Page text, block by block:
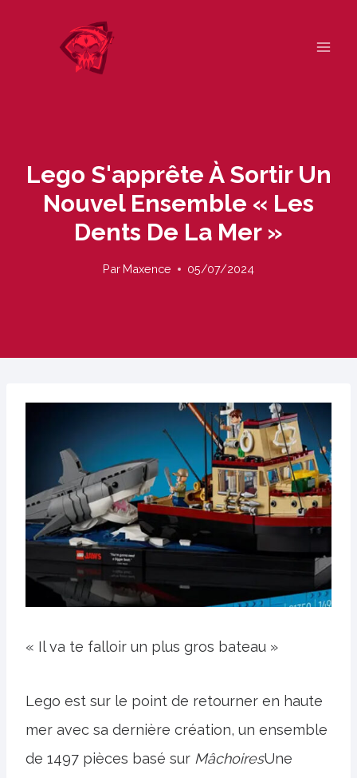
Lego S'apprête À Sortir Un
Nouvel Ensemble « Les
Dents De La Mer »
Par Maxence 05/07/2024
« Il va te falloir un plus gros bateau »
Lego est sur le point de retourner en haute
mer avec sa dernière création, un ensemble
de 1497 pièces basé sur MâchoiresUne